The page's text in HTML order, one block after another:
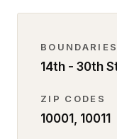
BOUNDARIES
14th - 30th
ZIP CODES
10001, 10011